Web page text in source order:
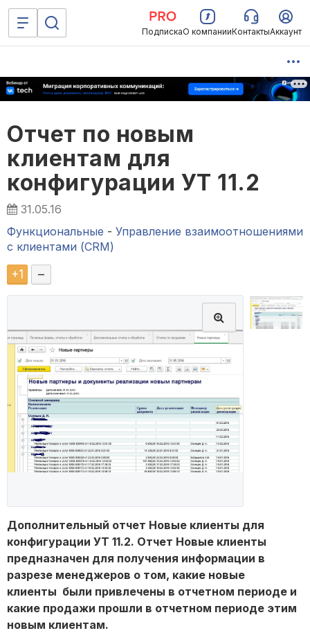
ПодпискаО компанииКонтактыАккаунт
Отчет по новым
клиентам для
конфигурации УТ 11.2
31.05.16
Функциональные - Управление взаимоотношениями
с клиентами (CRM)
+1 –
Дополнительный отчет Новые клиенты для
конфигурации УТ 11.2. Отчет Новые клиенты
предназначен для получения информации в
разрезе менеджеров о том, какие новые
клиенты были привлечены в отчетном периоде и
какие продажи прошли в отчетном периоде этим
новым клиентам.